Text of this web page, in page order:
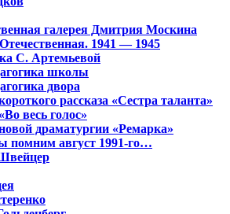
галерея Дмитрия Москина
1941 — 1945
С. Артемьевой
школы
двора
рассказа «Сестра таланта»
весь голос»
драматургии «Ремарка»
помним август 1991-го…